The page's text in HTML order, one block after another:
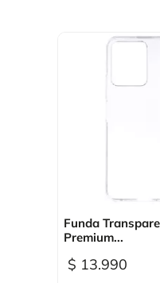
Vista
Funda
Premium...
$ 13.990